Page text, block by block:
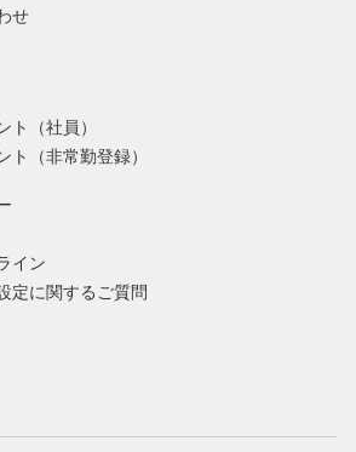
イン
定に関するご質問
（社員）
（非常勤登録）
せ